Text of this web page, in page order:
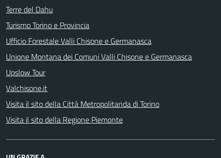
Terre del Dahu
Turismo Torino e Provincia
Ufficio Forestale Valli Chisone e Germanasca
Unione Montana dei Comuni Valli Chisone e Germanasca
Upslow Tour
Valchisone.it
Visita il sito della Città Metropolitanda di Torino
Visita il sito della Regione Piemonte